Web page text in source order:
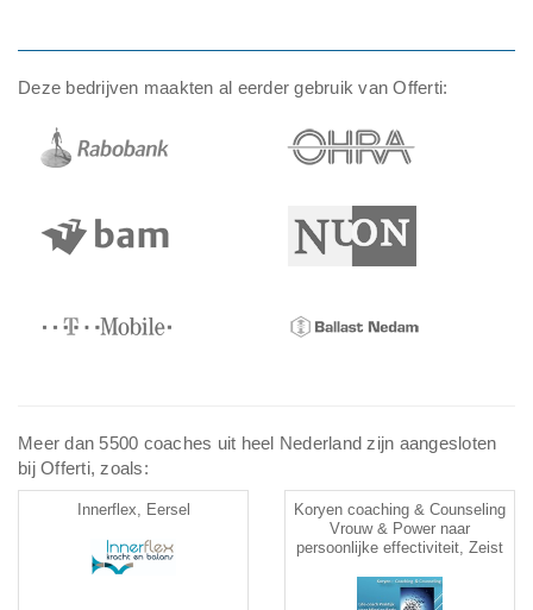
Deze bedrijven maakten al eerder gebruik van Offerti:
Meer dan 5500 coaches uit heel Nederland zijn aangesloten
bij Offerti, zoals:
Innerflex, Eersel
Koryen coaching & Counseling
Vrouw & Power naar
persoonlijke effectiviteit, Zeist